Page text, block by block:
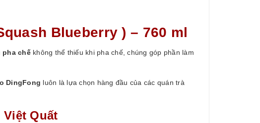
Blueberry ) – 760 ml
pha chếkhông thể thiếu khi pha chế, chúng góp phần làm
DingFong luôn là lựa chọn hàng đầu của các quán trà
Quất